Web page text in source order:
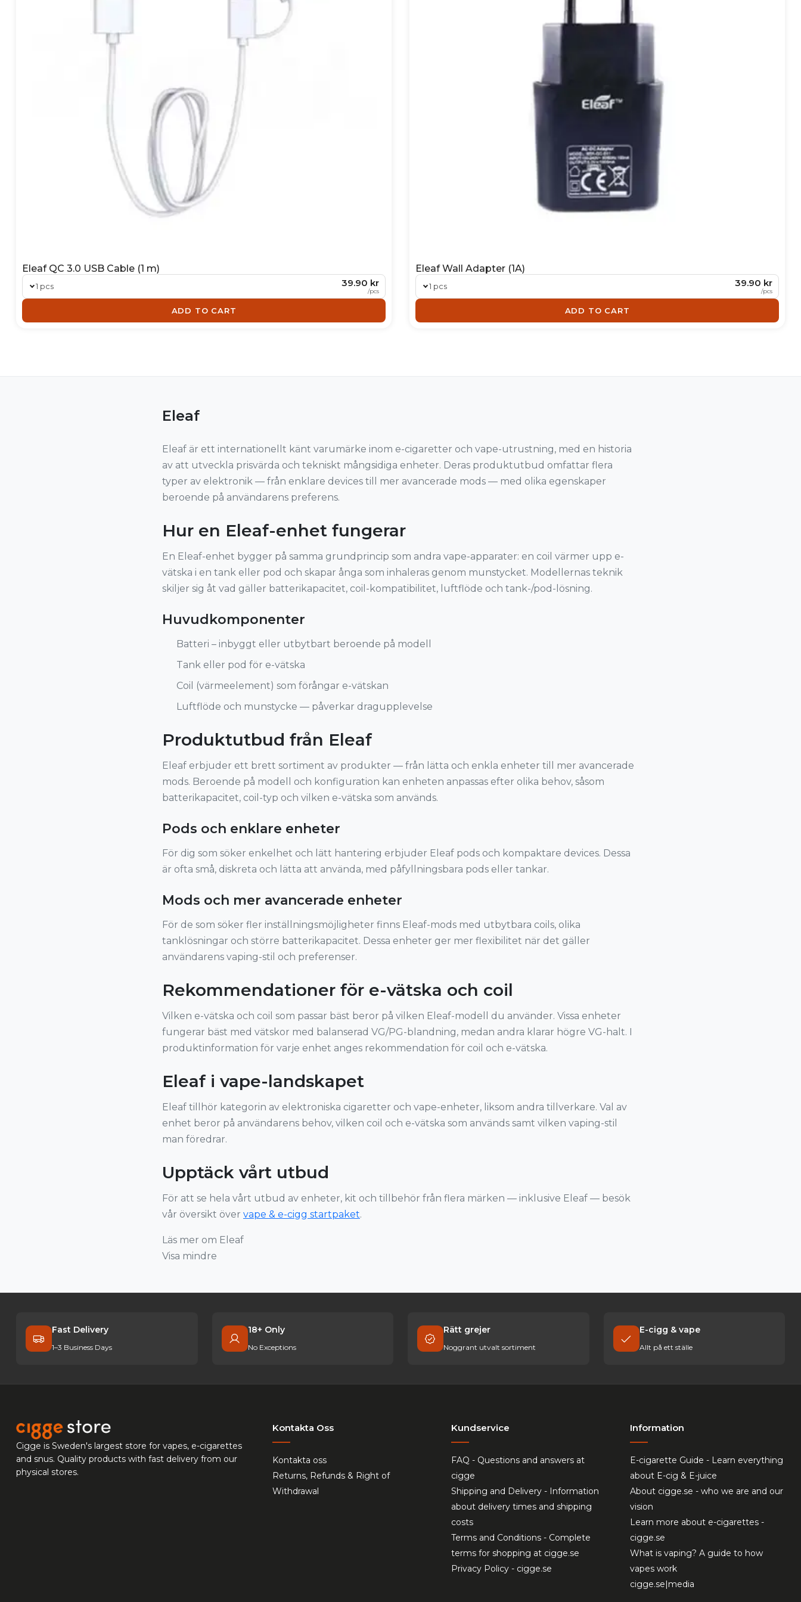
Ja — vissa Eleaf-modeller säljs som kompletta kit. För en översikt över samtliga startpaket och enheter, besök
vape & e-cigg startpaket
Eleaf erbjuder både enklare och mer avancerade enheter, vilket gör att både nybörjare och erfarna
användare kan hitta något som passar deras behov.
Hur länge håller en Eleaf-enhet?
Livslängden beror på användning, batterihantering och skötsel. Batterier tappar kapacitet med tiden, men
enheten kan hålla länge vid rätt underhåll.
Eleaf QC 3.0 USB Cable (1 m)
1 pcs 39.90 kr
/pcs
ADD TO CART
Eleaf Wall Adapter (1A)
1 pcs 39.90 kr
/pcs
ADD TO CART
Eleaf
Eleaf är ett internationellt känt varumärke inom e-cigaretter och vape-utrustning, med en historia
av att utveckla prisvärda och tekniskt mångsidiga enheter. Deras produktutbud omfattar flera
typer av elektronik — från enklare devices till mer avancerade mods — med olika egenskaper
beroende på användarens preferens.
Hur en Eleaf-enhet fungerar
En Eleaf-enhet bygger på samma grundprincip som andra vape-apparater: en coil värmer upp e-
vätska i en tank eller pod och skapar ånga som inhaleras genom munstycket. Modellernas teknik
skiljer sig åt vad gäller batterikapacitet, coil-kompatibilitet, luftflöde och tank-/pod-lösning.
Huvudkomponenter
Batteri – inbyggt eller utbytbart beroende på modell
Tank eller pod för e-vätska
Coil (värmeelement) som förångar e-vätskan
Luftflöde och munstycke — påverkar dragupplevelse
Produktutbud från Eleaf
Eleaf erbjuder ett brett sortiment av produkter — från lätta och enkla enheter till mer avancerade
mods. Beroende på modell och konfiguration kan enheten anpassas efter olika behov, såsom
batterikapacitet, coil-typ och vilken e-vätska som används.
Pods och enklare enheter
För dig som söker enkelhet och lätt hantering erbjuder Eleaf pods och kompaktare devices. Dessa
är ofta små, diskreta och lätta att använda, med påfyllningsbara pods eller tankar.
Mods och mer avancerade enheter
För de som söker fler inställningsmöjligheter finns Eleaf-mods med utbytbara coils, olika
tanklösningar och större batterikapacitet. Dessa enheter ger mer flexibilitet när det gäller
användarens vaping-stil och preferenser.
Rekommendationer för e-vätska och coil
Vilken e-vätska och coil som passar bäst beror på vilken Eleaf-modell du använder. Vissa enheter
fungerar bäst med vätskor med balanserad VG/PG-blandning, medan andra klarar högre VG-halt. I
produktinformation för varje enhet anges rekommendation för coil och e-vätska.
Eleaf i vape-landskapet
Eleaf tillhör kategorin av elektroniska cigaretter och vape-enheter, liksom andra tillverkare. Val av
enhet beror på användarens behov, vilken coil och e-vätska som används samt vilken vaping-stil
man föredrar.
Upptäck vårt utbud
För att se hela vårt utbud av enheter, kit och tillbehör från flera märken — inklusive Eleaf — besök
vår översikt över vape & e-cigg startpaket.
Läs mer om Eleaf
Visa mindre
Fast Delivery
1–3 Business Days
18+ Only
No Exceptions
Rätt grejer
Noggrant utvalt sortiment
E-cigg & vape
Allt på ett ställe
Cigge is Sweden's largest store for vapes, e-cigarettes
and snus. Quality products with fast delivery from our
physical stores.
Kontakta Oss
Kontakta oss
Returns, Refunds & Right of
Withdrawal
Kundservice
FAQ - Questions and answers at
cigge
Shipping and Delivery - Information
about delivery times and shipping
costs
Terms and Conditions - Complete
terms for shopping at cigge.se
Privacy Policy - cigge.se
Information
E-cigarette Guide - Learn everything
about E-cig & E-juice
About cigge.se - who we are and our
vision
Learn more about e-cigarettes -
cigge.se
What is vaping? A guide to how
vapes work
cigge.se|media